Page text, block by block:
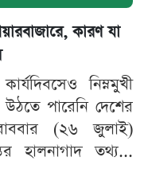
কারণ যা
নিম্নমুখী
উঠতে পারেনি দেশের
(২৬ জুলাই)
হালনাগাদ তথ্য...